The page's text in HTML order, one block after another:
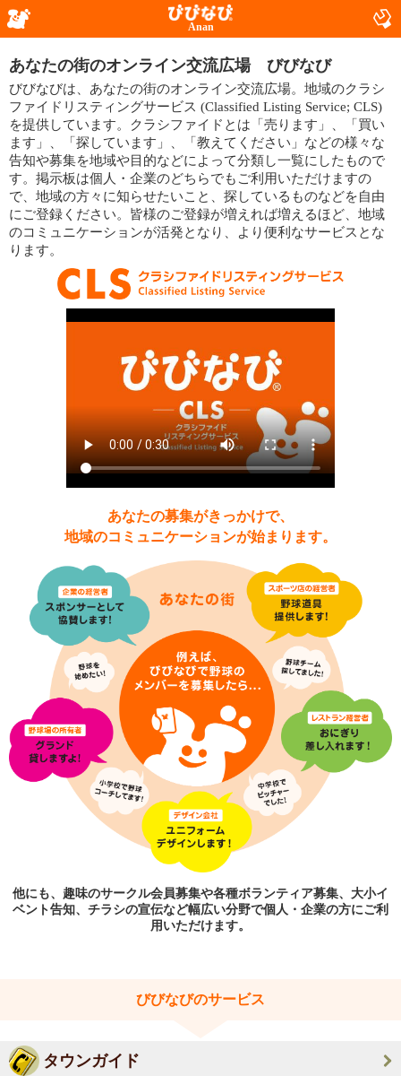
Anan
あなたの街のオンライン交流広場 びびなび
びびなびは、あなたの街のオンライン交流広場。地域のクラシ
ファイドリスティングサービス (Classified Listing Service; CLS)
を提供しています。クラシファイドとは「売ります」、「買い
ます」、「探しています」、「教えてください」などの様々な
告知や募集を地域や目的などによって分類し一覧にしたもので
す。掲示板は個人・企業のどちらでもご利用いただけますの
で、地域の方々に知らせたいこと、探しているものなどを自由
にご登録ください。皆様のご登録が増えれば増えるほど、地域
のコミュニケーションが活発となり、より便利なサービスとな
ります。
あなたの募集がきっかけで、
地域のコミュニケーションが始まります。
他にも、趣味のサークル会員募集や各種ボランティア募集、大小イ
ベント告知、チラシの宣伝など幅広い分野で個人・企業の方にご利
用いただけます。
びびなびのサービス
タウンガイド